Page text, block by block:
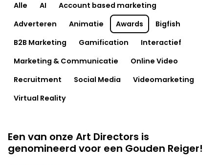
Contact
Strategie
Alle AI
Account based marketing
Adverteren
Animatie Awards
Bigfish
B2B Marketing
Gamification
Interactief
Marketing & Communicatie
Online Video
Recruitment
Social Media
Videomarketing
Virtual Reality
Een van onze Art Directors is
genomineerd voor een Gouden Reiger!